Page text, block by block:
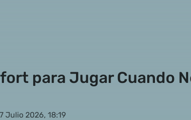
para Jugar Cuando
7 Julio 2026, 18:19